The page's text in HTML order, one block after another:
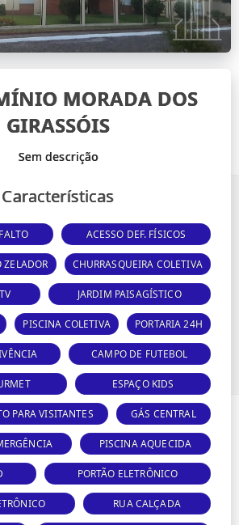
MORADA DOS
GIRASSÓIS
Sem descrição
Características
ACESSO DEF. FÍSICOS
ZELADOR CHURRASQUEIRA COLETIVA
JARDIM PAISAGÍSTICO
PISCINA COLETIVA PORTARIA 24H
CAMPO DE FUTEBOL
ESPAÇO KIDS
PARA VISITANTES GÁS CENTRAL
PISCINA AQUECIDA
PORTÃO ELETRÔNICO
RUA CALÇADA